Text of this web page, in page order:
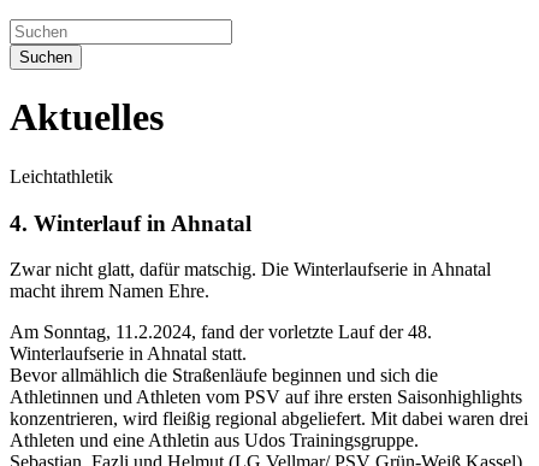
Suchen
Aktuelles
Leichtathletik
4. Winterlauf in Ahnatal
Zwar nicht glatt, dafür matschig. Die Winterlaufserie in Ahnatal
macht ihrem Namen Ehre.
Am Sonntag, 11.2.2024, fand der vorletzte Lauf der 48.
Winterlaufserie in Ahnatal statt.
Bevor allmählich die Straßenläufe beginnen und sich die
Athletinnen und Athleten vom PSV auf ihre ersten Saisonhighlights
konzentrieren, wird fleißig regional abgeliefert. Mit dabei waren drei
Athleten und eine Athletin aus Udos Trainingsgruppe.